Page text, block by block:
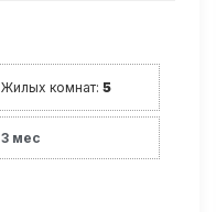
Жилых комнат:5
3 мес